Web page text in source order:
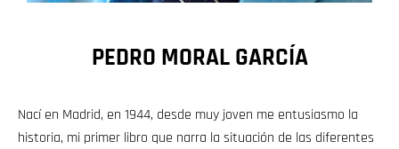
PEDRO MORAL GARCÍA
Nací en Madrid, en 1944, desde muy joven me entusiasmo la
historia, mi primer libro que narra la situación de las diferentes